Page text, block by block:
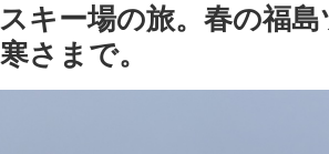
キー場の旅。春の福
さまで。